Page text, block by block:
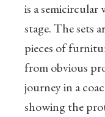
is a
stage. The sets
pieces of
from obvious
journey in a
showing the